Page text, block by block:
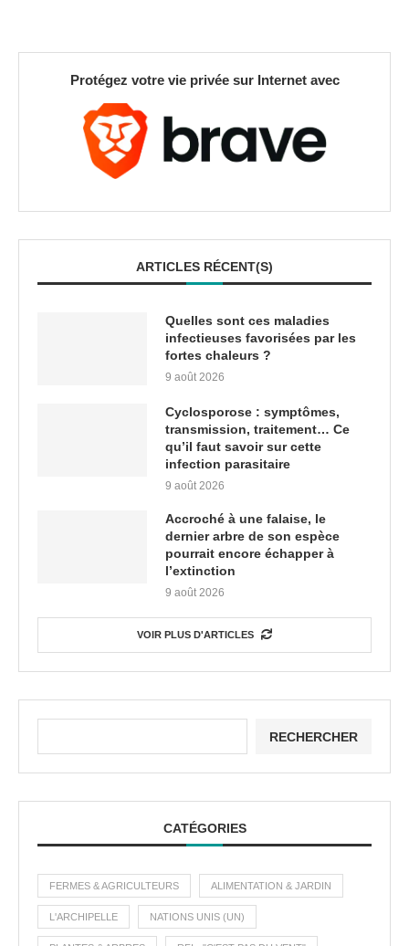
Protégez votre vie privée sur Internet avec
ARTICLES RÉCENT(S)
Quelles sont ces maladies
infectieuses favorisées par les
fortes chaleurs ?
9 août 2026
Cyclosporose : symptômes,
transmission, traitement… Ce
qu’il faut savoir sur cette
infection parasitaire
9 août 2026
Accroché à une falaise, le
dernier arbre de son espèce
pourrait encore échapper à
l’extinction
9 août 2026
VOIR PLUS D'ARTICLES
RECHERCHER
CATÉGORIES
FERMES & AGRICULTEURS ALIMENTATION & JARDIN
L'ARCHIPELLE NATIONS UNIS (UN)